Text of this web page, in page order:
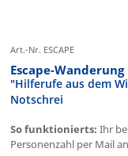
Art.-Nr. ESCAPE
Escape-Wanderung
"Hilferufe aus dem
Notschrei
So funktionierts: Ihr
Personenzahl per Mail